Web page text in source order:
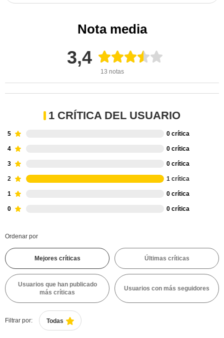
Nota media
3,4
13 notas
1 CRÍTICA DEL USUARIO
5 0 crítica
4 0 crítica
3 0 crítica
2 1 crítica
1 0 crítica
0 0 crítica
Ordenar por
Mejores críticas Últimas críticas
Usuarios que han publicado
más críticas
Usuarios con más seguidores
Filtrar por: Todas